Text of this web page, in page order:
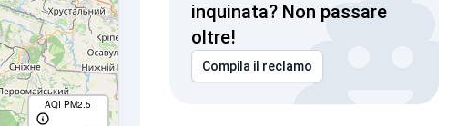
AQI PM2.5
inquinata? Non passare
oltre!
Compila il reclamo